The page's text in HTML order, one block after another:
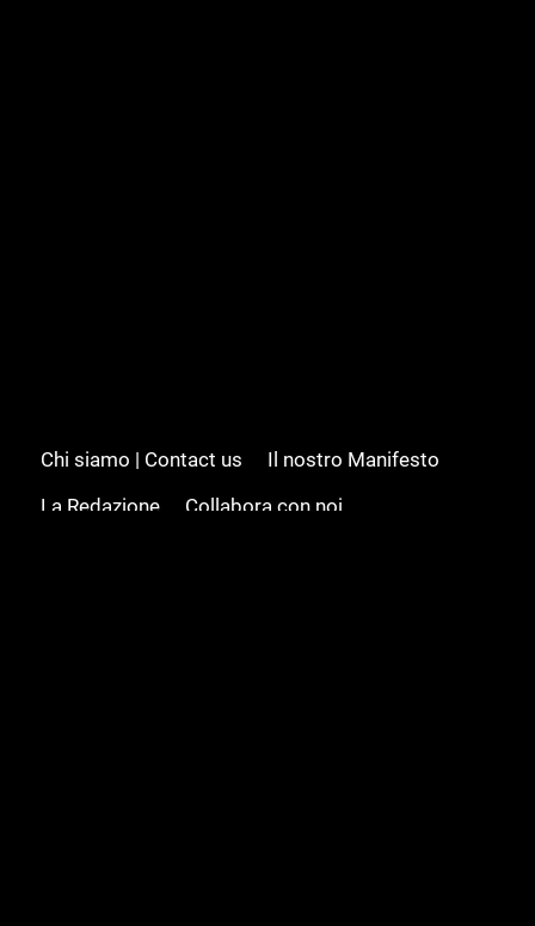
Chi siamo | Contact us
Il nostro Manifesto
La Redazione
Collabora con noi